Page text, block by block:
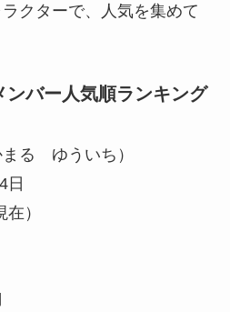
クターで、人気を集めて
ンバー人気順ランキング
る ゆういち）
日
）